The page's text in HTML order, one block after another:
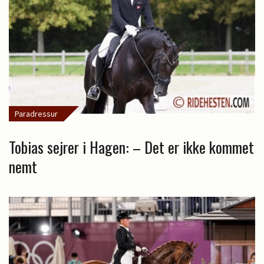
Paradressur
Tobias sejrer i Hagen: – Det er ikke kommet
nemt